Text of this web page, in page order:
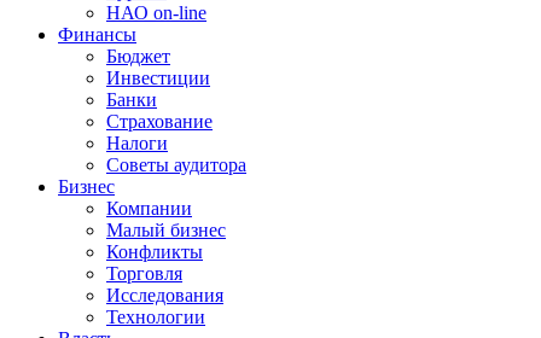
НАО on-line
Финансы
Бюджет
Инвестиции
Банки
Страхование
Налоги
Советы аудитора
Бизнес
Компании
Малый бизнес
Конфликты
Торговля
Исследования
Технологии